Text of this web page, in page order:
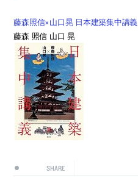
藤森照信×山口晃 日本建築集中講義
藤森 照信 山口 晃
SHARE